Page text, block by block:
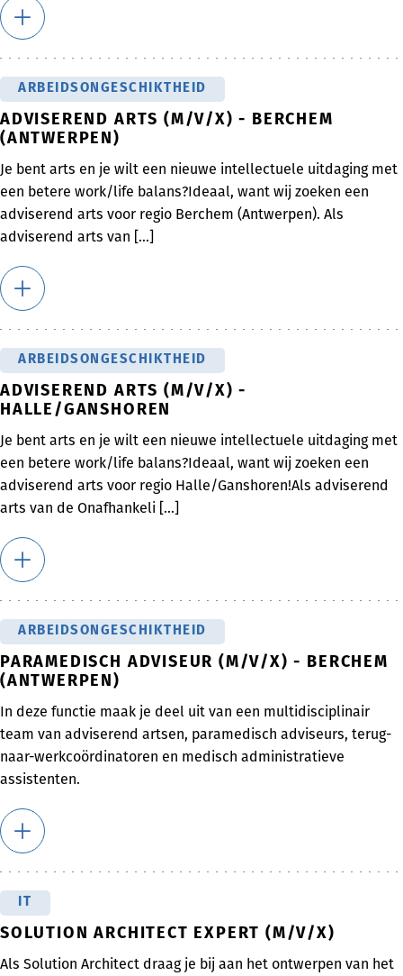
ARBEIDSONGESCHIKTHEID
ADVISEREND ARTS (M/V/X) - BERCHEM
(ANTWERPEN)
Je bent arts en je wilt een nieuwe intellectuele uitdaging met
een betere work/life balans?Ideaal, want wij zoeken een
adviserend arts voor regio Berchem (Antwerpen). Als
adviserend arts van [...]
ARBEIDSONGESCHIKTHEID
ADVISEREND ARTS (M/V/X) -
HALLE/GANSHOREN
Je bent arts en je wilt een nieuwe intellectuele uitdaging met
een betere work/life balans?Ideaal, want wij zoeken een
adviserend arts voor regio Halle/Ganshoren!Als adviserend
arts van de Onafhankeli [...]
ARBEIDSONGESCHIKTHEID
PARAMEDISCH ADVISEUR (M/V/X) - BERCHEM
(ANTWERPEN)
In deze functie maak je deel uit van een multidisciplinair
team van adviserend artsen, paramedisch adviseurs, terug-
naar-werkcoördinatoren en medisch administratieve
assistenten.
SOLUTION ARCHITECT EXPERT (M/V/X)
Als Solution Architect draag je bij aan het ontwerpen van het